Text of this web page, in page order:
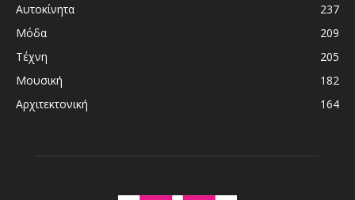
Αυτοκίνητα
237
Μόδα
209
Τέχνη
205
Μουσική
182
Αρχιτεκτονική
164